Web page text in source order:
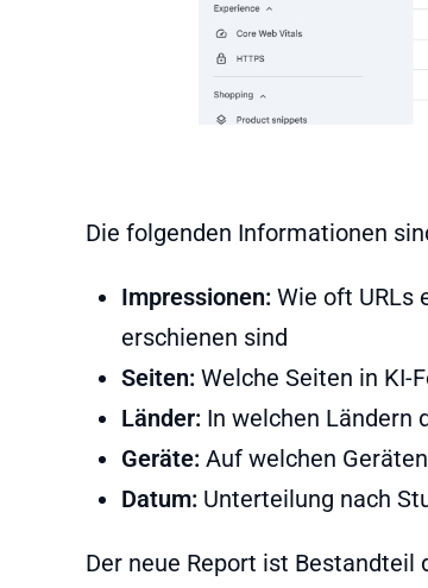
Die folgenden Informationen
Impressionen: Wie oft URLs
erschienen sind
Seiten: Welche Seiten in KI-
Länder: In welchen Ländern
Geräte: Auf welchen
Datum: Unterteilung nach
Der neue Report ist